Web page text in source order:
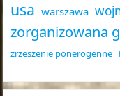
usa warszawa
zorganizowana
zrzeszenie ponerogenne